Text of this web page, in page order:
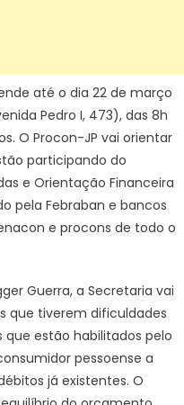
até o dia 22 de março
Pedro I, 473), das 8h
O Procon-JP vai orientar
participando do
e Orientação Financeira
pela Febraban e bancos
e procons de todo o
Guerra, a Secretaria vai
que tiverem dificuldades
estão habilitados pelo
pessoense a
já existentes. O